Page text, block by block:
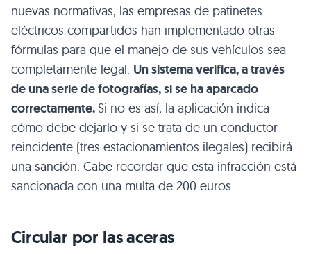
nuevas normativas, las empresas de patinetes
eléctricos compartidos han implementado otras
fórmulas para que el manejo de sus vehículos sea
completamente legal. Un sistema verifica, a través
de una serie de fotografías, si se ha aparcado
correctamente.Si no es así, la aplicación indica
cómo debe dejarlo y si se trata de un conductor
reincidente (tres estacionamientos ilegales) recibirá
una sanción. Cabe recordar que esta infracción está
sancionada con una multa de 200 euros.
Circular por las aceras